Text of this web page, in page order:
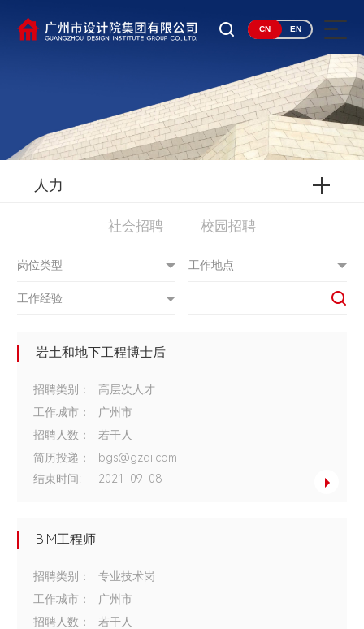
CN EN
人力
社会招聘 校园招聘
岗位类型 工作地点
工作经验
岩土和地下工程博士后
招聘类别：
高层次人才
工作城市：
广州市
招聘人数：
若干人
简历投递：
bgs@gzdi.com
结束时间:
2021-09-08
BIM工程师
招聘类别：
专业技术岗
工作城市：
广州市
招聘人数：
若干人